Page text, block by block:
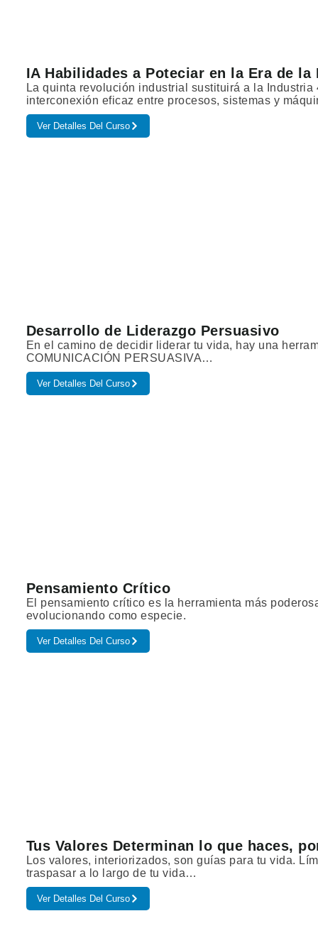
IA Habilidades a Poteciar en la Era de
La quinta revolución industrial sustituirá a la
interconexión eficaz entre procesos, sistemas y
Ver Detalles Del Curso
Desarrollo de Liderazgo Persuasivo
En el camino de decidir liderar tu vida, hay una
COMUNICACIÓN PERSUASIVA…
Ver Detalles Del Curso
Pensamiento Crítico
El pensamiento crítico es la herramienta más
evolucionando como especie.
Ver Detalles Del Curso
Tus Valores Determinan lo que haces,
Los valores, interiorizados, son guías para tu vida.
traspasar a lo largo de tu vida…
Ver Detalles Del Curso